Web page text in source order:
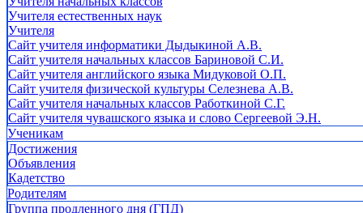
Учителя естественных наук
Учителя
Cайт учителя информатики Дыдыкиной А.В.
Сайт учителя начальных классов Бариновой С.И.
Сайт учителя английского языка Мидуковой О.П.
Сайт учителя физической культуры Селезнева А.В.
Сайт учителя начальных классов Работкиной С.Г.
Сайт учителя чувашского языка и слово Сергеевой Э.Н.
Ученикам
Достижения
Объявления
Кадетство
Родителям
Группа продленного дня (ГПД)